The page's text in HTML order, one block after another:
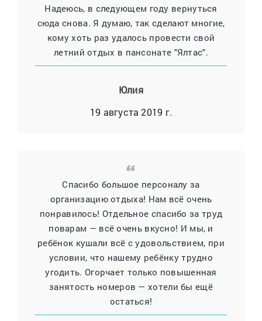
Надеюсь, в следующем году вернуться
сюда снова. Я думаю, так сделают многие,
кому хоть раз удалось провести свой
летний отдых в пансонате "Ялтас".
Юлия
19 августа 2019 г.
Спасибо большое персоналу за
организацию отдыха! Нам всё очень
понравилось! Отдельное спасибо за труд
поварам — всё очень вкусно! И мы, и
ребёнок кушали всё с удовольствием, при
условии, что нашему ребёнку трудно
угодить. Огорчает только повышенная
занятость номеров — хотели бы ещё
остаться!